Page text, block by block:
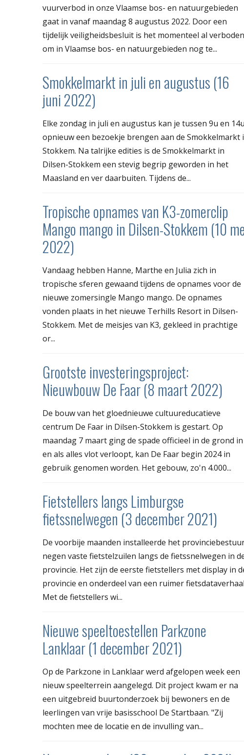
vuurverbod in onze Vlaamse bos- en natuurgebieden
gaat in vanaf maandag 8 augustus 2022. Door een
tijdelijk veiligheidsbesluit is het momenteel al verboden
om in Vlaamse bos- en natuurgebieden nog te...
Smokkelmarkt in juli en augustus (16
juni 2022)
Elke zondag in juli en augustus kan je tussen 9u en 14u
opnieuw een bezoekje brengen aan de Smokkelmarkt
Stokkem. Na talrijke edities is de Smokkelmarkt in
Dilsen-Stokkem een stevig begrip geworden in het
Maasland en ver daarbuiten. Tijdens de...
Tropische opnames van K3-zomerclip
Mango mango in Dilsen-Stokkem (10
2022)
Vandaag hebben Hanne, Marthe en Julia zich in
tropische sferen gewaand tijdens de opnames voor de
nieuwe zomersingle Mango mango. De opnames
vonden plaats in het nieuwe Terhills Resort in Dilsen-
Stokkem. Met de meisjes van K3, gekleed in prachtige
or...
Grootste investeringsproject:
Nieuwbouw De Faar (8 maart 2022)
De bouw van het gloednieuwe cultuureducatieve
centrum De Faar in Dilsen-Stokkem is gestart. Op
maandag 7 maart ging de spade officieel in de grond in
en als alles vlot verloopt, kan De Faar begin 2024 in
gebruik genomen worden. Het gebouw, zo'n 4.000...
Fietstellers langs Limburgse
fietssnelwegen (3 december 2021)
De voorbije maanden installeerde het
negen vaste fietstelzuilen langs de fietssnelwegen in
provincie. Het zijn de eerste fietstellers met display in
provincie en onderdeel van een ruimer
Met de fietstellers wi...
Nieuwe speeltoestellen Parkzone
Lanklaar (1 december 2021)
Op de Parkzone in Lanklaar werd afgelopen week een
nieuw speelterrein aangelegd. Dit project kwam er na
een uitgebreid buurtonderzoek bij bewoners en de
leerlingen van vrije basisschool De Startbaan. "Zij
mochten mee de locatie en de invulling van...